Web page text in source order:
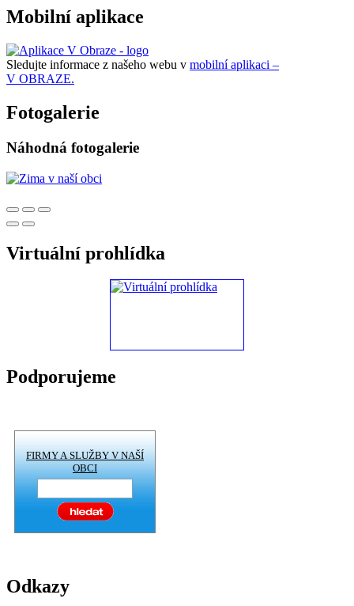
Mobilní aplikace
Sledujte informace z našeho webu v mobilní aplikaci –
V OBRAZE.
Fotogalerie
Náhodná fotogalerie
Virtuální prohlídka
Podporujeme
FIRMY A SLUŽBY V NAŠÍ
OBCI
Odkazy